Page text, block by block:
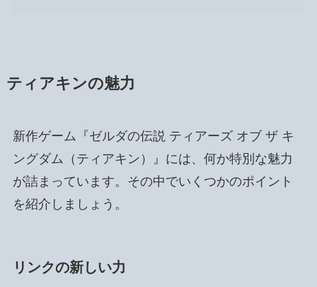
ティアキンの魅力
新作ゲーム『ゼルダの伝説 ティアーズ オブ ザ キ
ングダム（ティアキン）』には、何か特別な魅力
が詰まっています。その中でいくつかのポイント
を紹介しましょう。
リンクの新しい力